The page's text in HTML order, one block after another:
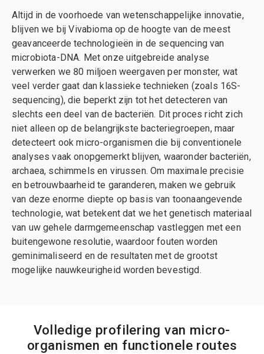
Altijd in de voorhoede van wetenschappelijke innovatie,
blijven we bij Vivabioma op de hoogte van de meest
geavanceerde technologieën in de sequencing van
microbiota-DNA. Met onze uitgebreide analyse
verwerken we 80 miljoen weergaven per monster, wat
veel verder gaat dan klassieke technieken (zoals 16S-
sequencing), die beperkt zijn tot het detecteren van
slechts een deel van de bacteriën. Dit proces richt zich
niet alleen op de belangrijkste bacteriegroepen, maar
detecteert ook micro-organismen die bij conventionele
analyses vaak onopgemerkt blijven, waaronder bacteriën,
archaea, schimmels en virussen. Om maximale precisie
en betrouwbaarheid te garanderen, maken we gebruik
van deze enorme diepte op basis van toonaangevende
technologie, wat betekent dat we het genetisch materiaal
van uw gehele darmgemeenschap vastleggen met een
buitengewone resolutie, waardoor fouten worden
geminimaliseerd en de resultaten met de grootst
mogelijke nauwkeurigheid worden bevestigd.
Volledige profilering van micro-
organismen en functionele routes